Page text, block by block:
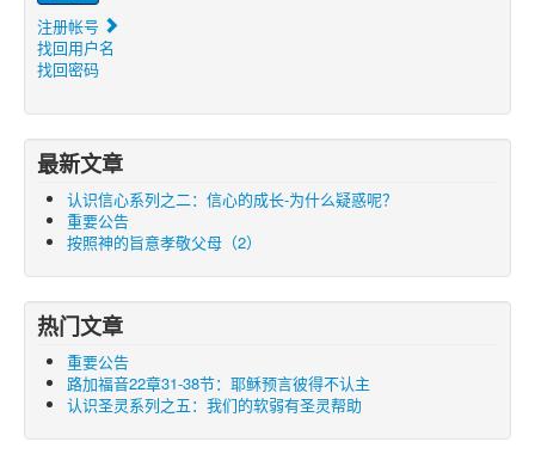
注册帐号
找回用户名
找回密码
最新文章
认识信心系列之二：信心的成长-为什么疑惑呢？
重要公告
按照神的旨意孝敬父母（2）
热门文章
重要公告
路加福音22章31-38节：耶稣预言彼得不认主
认识圣灵系列之五：我们的软弱有圣灵帮助